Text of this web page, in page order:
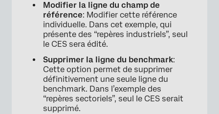
Modifier la ligne du champ de
référence: Modifier cette référence
individuelle. Dans cet exemple, qui
présente des “repères industriels”, seul
le CES sera édité.
Supprimer la ligne du benchmark:
Cette option permet de supprimer
définitivement une seule ligne du
benchmark. Dans l’exemple des
“repères sectoriels”, seul le CES serait
supprimé.